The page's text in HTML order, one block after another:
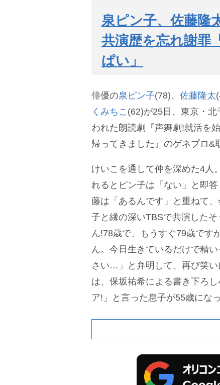
泉ピン子、佐藤隆
共演歴を忘れ謝罪
ぱい」
俳優の泉ピン子(78)、 佐藤隆太
くみちこ (62)が25日、東京・
われた朗読劇『声舞劇!就活を
帰ってきました』のゲネプロ&
けいこを通して仲を深めた4人
れるとピン子は「ない」と即
藤は「あるんです」と重ねて
子と縁の深いTBSで共演した
ん!78歳で、もうすぐ79歳です
ん。今日生きているだけで精
さい…」と弁明して、再び笑い
は、保坂祐希による書き下ろ
ア!」と言った息子が55歳にな
本作は、かつて母に暴
るという衝撃的な幕開けから
る母と息子が少しずつ向き合